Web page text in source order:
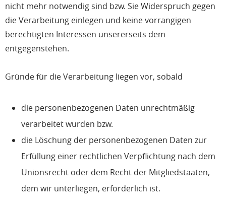
nicht mehr notwendig sind bzw. Sie Widerspruch gegen
die Verarbeitung einlegen und keine vorrangigen
berechtigten Interessen unsererseits dem
entgegenstehen.
Gründe für die Verarbeitung liegen vor, sobald
die personenbezogenen Daten unrechtmäßig
verarbeitet wurden bzw.
die Löschung der personenbezogenen Daten zur
Erfüllung einer rechtlichen Verpflichtung nach dem
Unionsrecht oder dem Recht der Mitgliedstaaten,
dem wir unterliegen, erforderlich ist.